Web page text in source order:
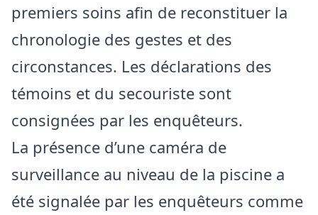
premiers soins afin de reconstituer la
chronologie des gestes et des
circonstances. Les déclarations des
témoins et du secouriste sont
consignées par les enquêteurs.
La présence d’une caméra de
surveillance au niveau de la piscine a
été signalée par les enquêteurs comme